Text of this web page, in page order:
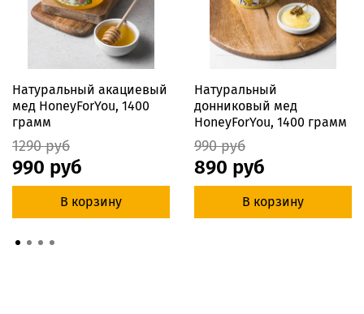
Натуральный акациевый
мед HoneyForYou, 1400
грамм
1290 руб
990 руб
В корзину
Натуральный
донниковый мед
HoneyForYou, 1400 грамм
990 руб
890 руб
В корзину